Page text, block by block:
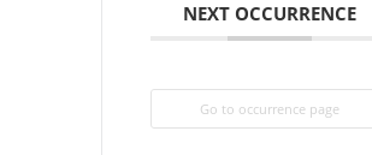
NEXT OCCURRENCE
Go to occurrence page